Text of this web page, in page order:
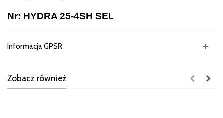
Nr: HYDRA 25-4SH SEL
Informacja GPSR
Zobacz również